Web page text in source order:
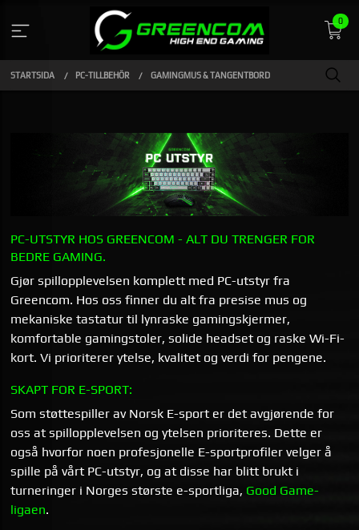
innehåll
0
STARTSIDA PC-TILLBEHÖR GAMINGMUS & TANGENTBORD
PC-UTSTYR HOS GREENCOM - ALT DU TRENGER FOR
BEDRE GAMING.
Gjør spillopplevelsen komplett med PC-utstyr fra
Greencom. Hos oss finner du alt fra presise mus og
mekaniske tastatur til lynraske gamingskjermer,
komfortable gamingstoler, solide headset og raske Wi-Fi-
kort. Vi prioriterer ytelse, kvalitet og verdi for pengene.
SKAPT FOR E-SPORT:
Som støttespiller av Norsk E-sport er det avgjørende for
oss at spillopplevelsen og ytelsen prioriteres. Dette er
også hvorfor noen profesjonelle E-sportprofiler velger å
spille på vårt PC-utstyr, og at disse har blitt brukt i
turneringer i Norges største e-sportliga, Good Game-
ligaen.